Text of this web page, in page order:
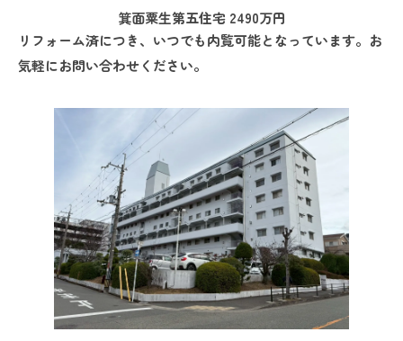
箕面粟生第五住宅 2490万円
リフォーム済につき、いつでも内覧可能となっています。お
気軽にお問い合わせください。